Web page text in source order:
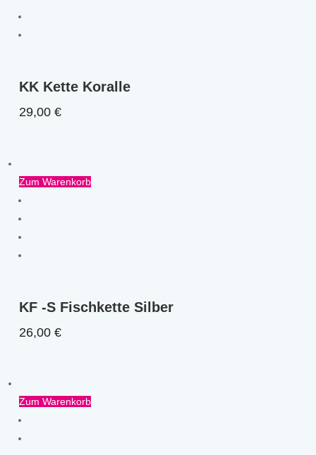
KK Kette Koralle
29,00€
Zum Warenkorb
KF -S Fischkette Silber
26,00€
Zum Warenkorb